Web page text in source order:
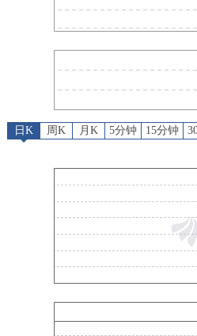
公告：2026年07月17日发布
日K 周K 月K 5分钟 15分钟